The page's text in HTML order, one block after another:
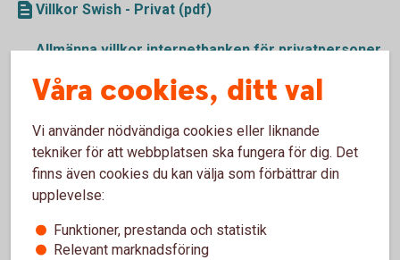
Villkor Swish - Privat (pdf)
Allmänna villkor internetbanken för privatpersoner
Särskilda villkor internetbanken för företag (pdf)
Våra cookies, ditt val
Vi använder nödvändiga cookies eller liknande
tekniker för att webbplatsen ska fungera för dig. Det
finns även cookies du kan välja som förbättrar din
upplevelse:
Funktioner, prestanda och statistik
Relevant marknadsföring